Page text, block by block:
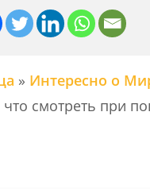
» Интересно о
смотреть при